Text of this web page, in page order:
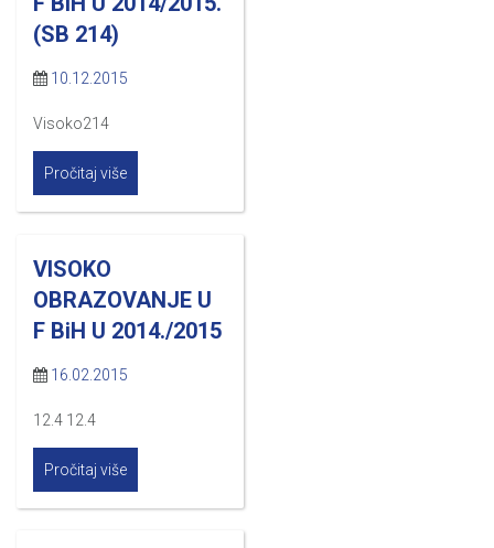
(SB 214)
10.12.2015
Visoko214
Pročitaj više
VISOKO
OBRAZOVANJE U
F BiH U 2014./2015
16.02.2015
12.4 12.4
Pročitaj više